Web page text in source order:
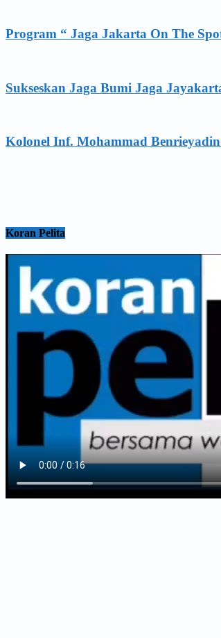
Program “ Jaga Jakarta On The
Sukseskan Jaga Bumi Jaga
Kolonel Inf. Mohammad
Koran Pelita